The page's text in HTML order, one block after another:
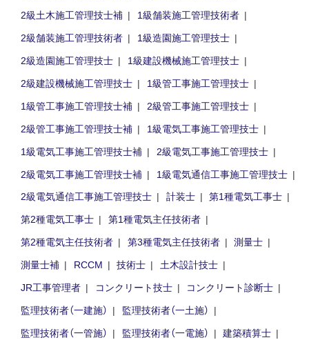
2級土木施工管理技士補
1級舗装施工管理技術者
2級舗装施工管理技術者
1級造園施工管理技士
2級造園施工管理技士
1級建設機械施工管理技士
2級建設機械施工管理技士
1級管工事施工管理技士
1級管工事施工管理技士補
2級管工事施工管理技士
2級管工事施工管理技士補
1級電気工事施工管理技士
1級電気工事施工管理技士補
2級電気工事施工管理技士
2級電気工事施工管理技士補
1級電気通信工事施工管理技士
2級電気通信工事施工管理技士
計装士
第1種電気工事士
第2種電気工事士
第1種電気主任技術者
第2種電気主任技術者
第3種電気主任技術者
測量士
測量士補
RCCM 技術士
土木設計技士
JR工事管理者
コンクリート技士
コンクリート診断士
監理技術者（一建施）
監理技術者（一土施）
監理技術者（一管施）
監理技術者（一電施） 建築積算士